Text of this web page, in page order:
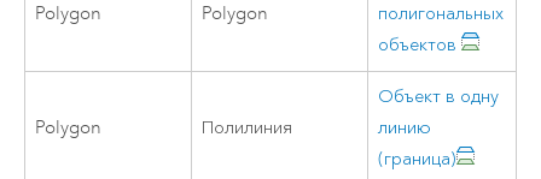
Polygon Polygon
полигональных
объектов
Polygon Полилиния
Объект в одну
линию
(граница)